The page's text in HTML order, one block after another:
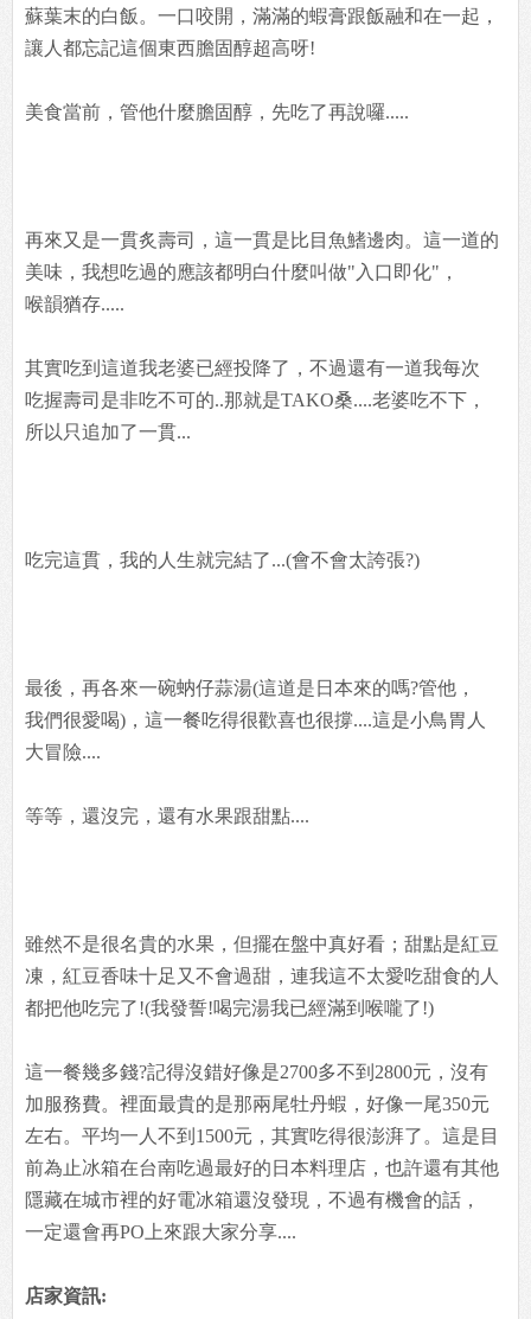
蘇葉末的白飯。一口咬開，滿滿的蝦膏跟飯融和在一起，
讓人都忘記這個東西膽固醇超高呀!
美食當前，管他什麼膽固醇，先吃了再說囉.....
再來又是一貫炙壽司，這一貫是比目魚鰭邊肉。這一道的
美味，我想吃過的應該都明白什麼叫做"入口即化"，
喉韻猶存.....
其實吃到這道我老婆已經投降了，不過還有一道我每次
吃握壽司是非吃不可的..那就是TAKO桑....老婆吃不下，
所以只追加了一貫...
吃完這貫，我的人生就完結了...(會不會太誇張?)
最後，再各來一碗蚋仔蒜湯(這道是日本來的嗎?管他，
我們很愛喝)，這一餐吃得很歡喜也很撐....這是小鳥胃人
大冒險....
等等，還沒完，還有水果跟甜點....
雖然不是很名貴的水果，但擺在盤中真好看；甜點是紅豆
凍，紅豆香味十足又不會過甜，連我這不太愛吃甜食的人
都把他吃完了!(我發誓!喝完湯我已經滿到喉嚨了!)
這一餐幾多錢?記得沒錯好像是2700多不到2800元，沒有
加服務費。裡面最貴的是那兩尾牡丹蝦，好像一尾350元
左右。平均一人不到1500元，其實吃得很澎湃了。這是目
前為止冰箱在台南吃過最好的日本料理店，也許還有其他
隱藏在城市裡的好電冰箱還沒發現，不過有機會的話，
一定還會再PO上來跟大家分享....
店家資訊: